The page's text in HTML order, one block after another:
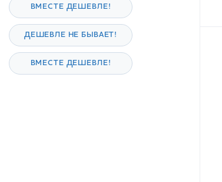
ВМЕСТЕ ДЕШЕВЛЕ!
ДЕШЕВЛЕ НЕ БЫВАЕТ!
ВМЕСТЕ ДЕШЕВЛЕ!